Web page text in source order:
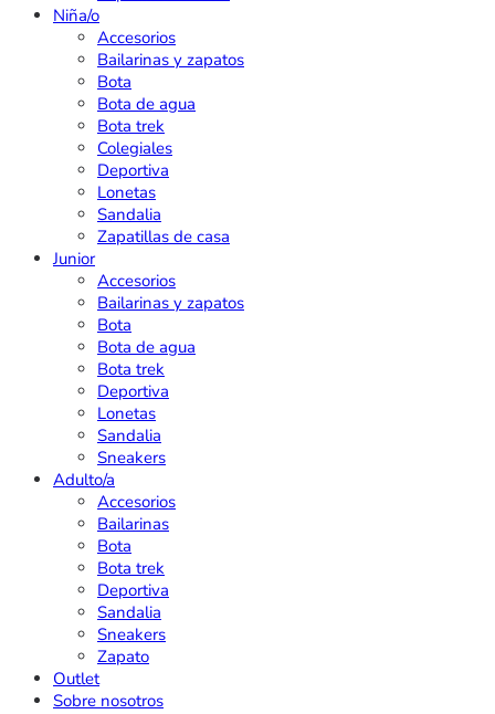
Niña/o
Accesorios
Bailarinas y zapatos
Bota
Bota de agua
Bota trek
Colegiales
Deportiva
Lonetas
Sandalia
Zapatillas de casa
Junior
Accesorios
Bailarinas y zapatos
Bota
Bota de agua
Bota trek
Deportiva
Lonetas
Sandalia
Sneakers
Adulto/a
Accesorios
Bailarinas
Bota
Bota trek
Deportiva
Sandalia
Sneakers
Zapato
Outlet
Sobre nosotros